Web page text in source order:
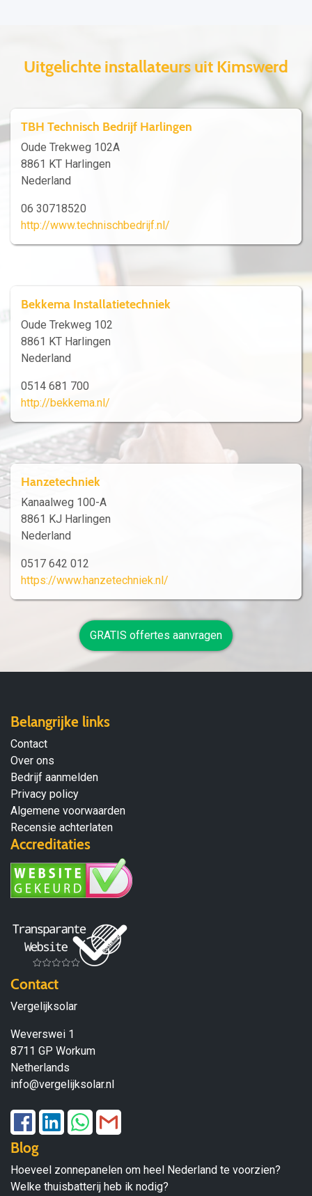
Uitgelichte installateurs uit Kimswerd
TBH Technisch Bedrijf Harlingen
Oude Trekweg 102A
8861 KT Harlingen
Nederland
06 30718520
http://www.technischbedrijf.nl/
Bekkema Installatietechniek
Oude Trekweg 102
8861 KT Harlingen
Nederland
0514 681 700
http://bekkema.nl/
Hanzetechniek
Kanaalweg 100-A
8861 KJ Harlingen
Nederland
0517 642 012
https://www.hanzetechniek.nl/
GRATIS offertes aanvragen
Belangrijke links
Contact
Over ons
Bedrijf aanmelden
Privacy policy
Algemene voorwaarden
Recensie achterlaten
Accreditaties
Contact
Vergelijksolar
Weverswei 1
8711 GP Workum
Netherlands
info@vergelijksolar.nl
Blog
Hoeveel zonnepanelen om heel Nederland te voorzien?
Welke thuisbatterij heb ik nodig?